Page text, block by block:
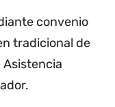
convenio
tradicional de
Asistencia